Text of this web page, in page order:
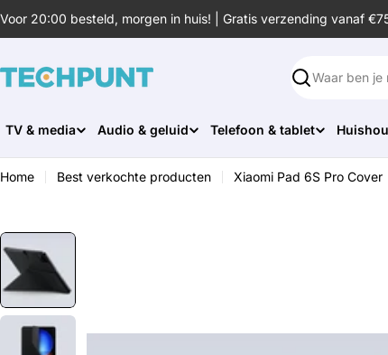
naar
inhoud
Voor 20:00 besteld, morgen in huis! | Gratis verzending vanaf
Zoeken
TV & media Audio & geluid Telefoon & tablet
Home Best verkochte producten Xiaomi Pad 6S Pro Cover